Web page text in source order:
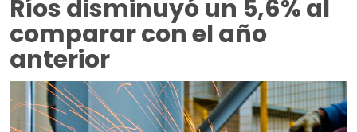
Ríos disminuyó un 5,6% al
comparar con el año
anterior